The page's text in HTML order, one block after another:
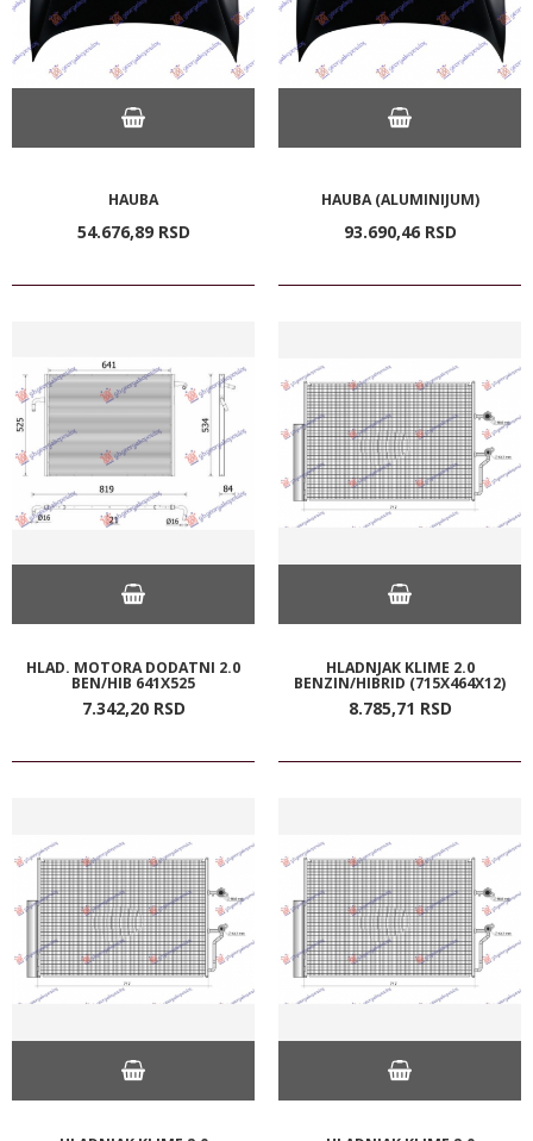
HAUBA
54.676,89 RSD
HAUBA (ALUMINIJUM)
93.690,46 RSD
HLAD. MOTORA DODATNI 2.0
BEN/HIB 641X525
7.342,20 RSD
HLADNJAK KLIME 2.0
BENZIN/HIBRID (715X464X12)
8.785,71 RSD